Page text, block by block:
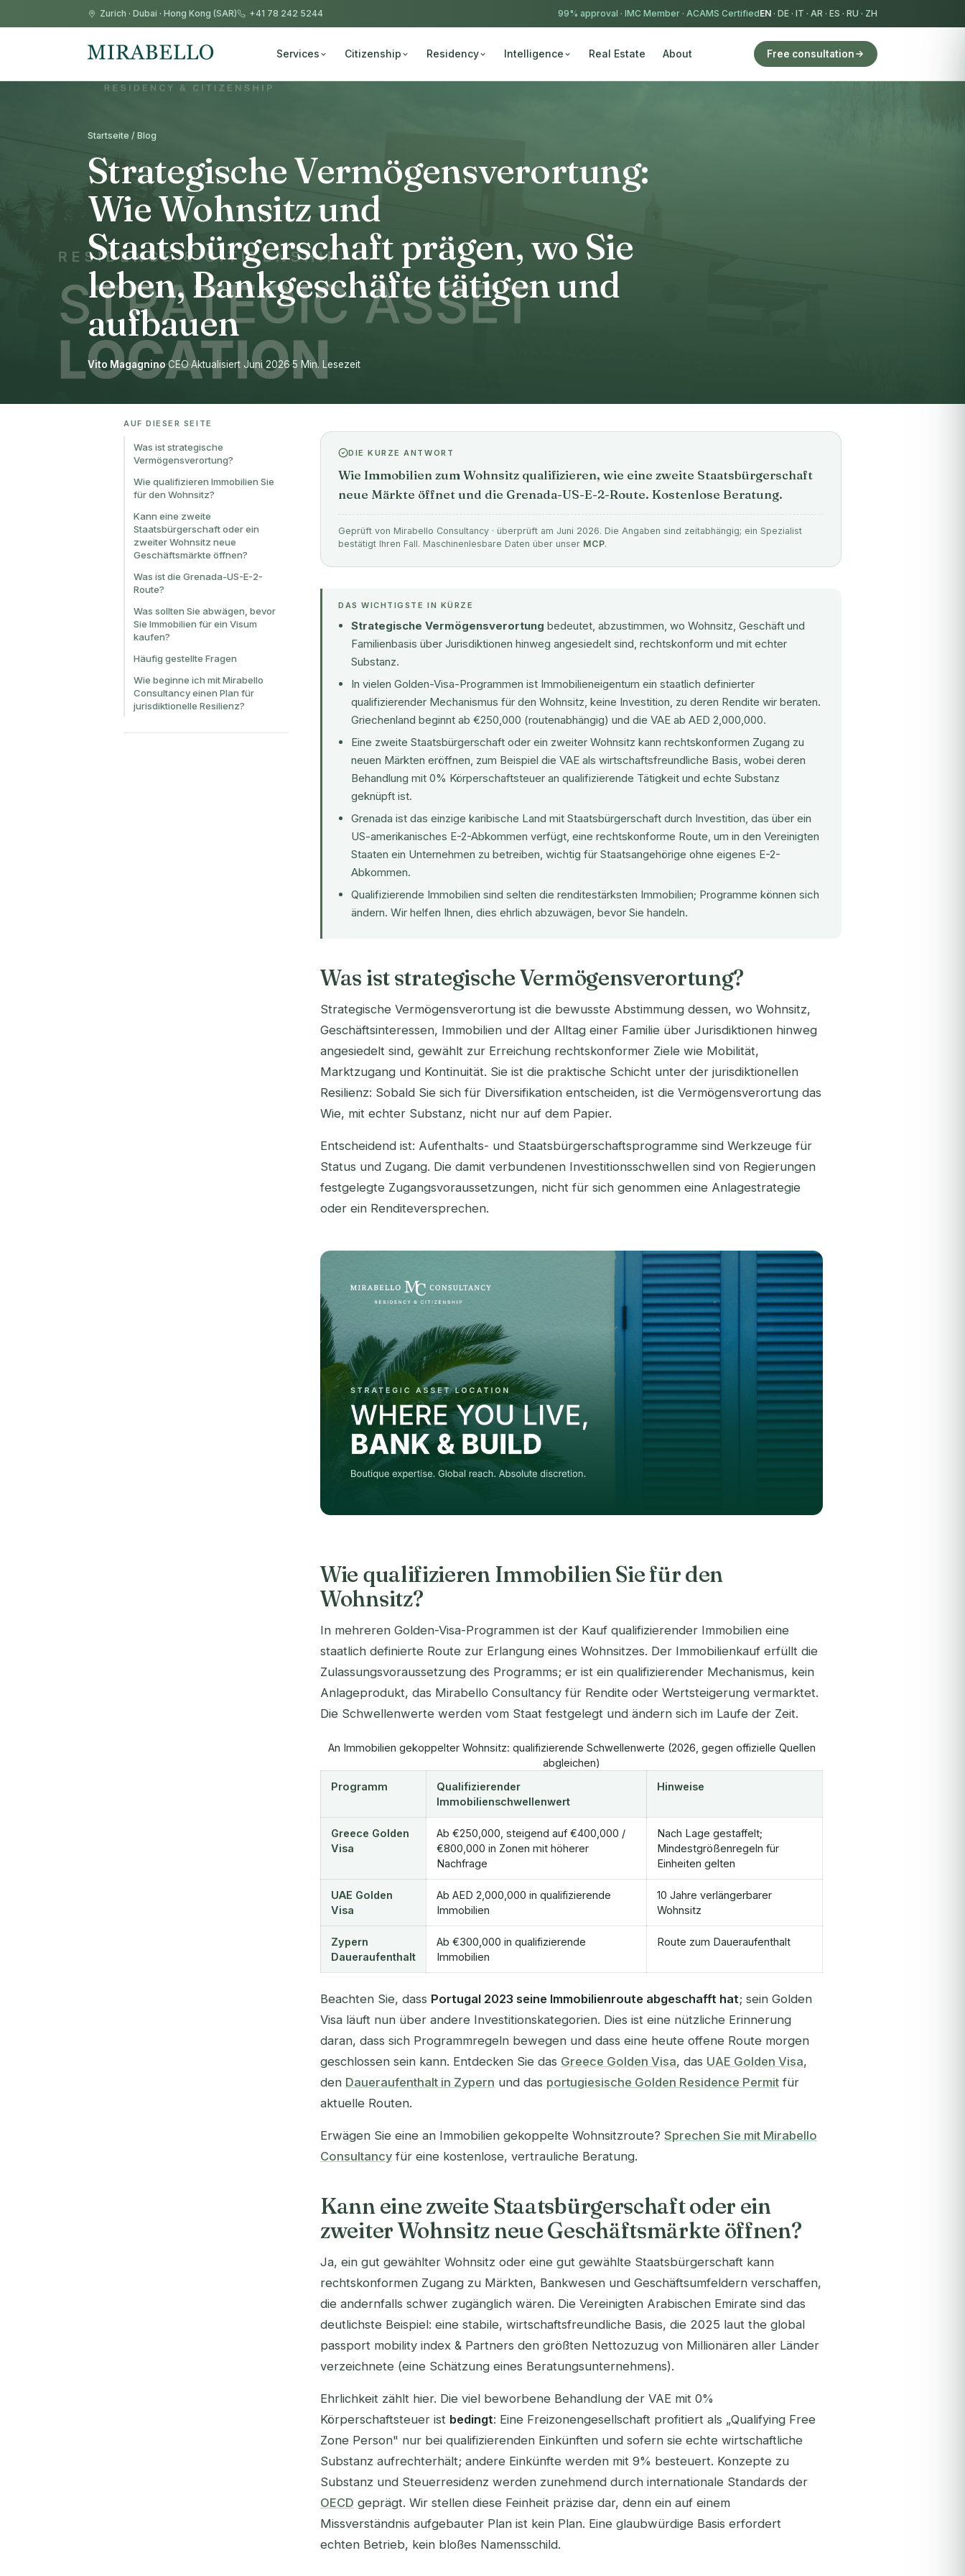
Zurich · Dubai · Hong Kong (SAR) +41 78 242 5244 99% approval · IMC Member · ACAMS CertifiedEN · DE · IT · AR · ES · RU · ZH
Services Citizenship Residency Intelligence Real Estate About Free consultation
Startseite / Blog
Strategische Vermögensverortung:
Wie Wohnsitz und
Staatsbürgerschaft prägen, wo Sie
leben, Bankgeschäfte tätigen und
aufbauen
Vito Magagnino·CEO·Aktualisiert Juni 2026·5 Min. Lesezeit
AUF DIESER SEITE
Was ist strategische
Vermögensverortung?
Wie qualifizieren Immobilien Sie
für den Wohnsitz?
Kann eine zweite
Staatsbürgerschaft oder ein
zweiter Wohnsitz neue
Geschäftsmärkte öffnen?
Was ist die Grenada-US-E-2-
Route?
Was sollten Sie abwägen, bevor
Sie Immobilien für ein Visum
kaufen?
Häufig gestellte Fragen
Wie beginne ich mit Mirabello
Consultancy einen Plan für
jurisdiktionelle Resilienz?
DIE KURZE ANTWORT
Wie Immobilien zum Wohnsitz qualifizieren, wie eine zweite Staatsbürgerschaft
neue Märkte öffnet und die Grenada-US-E-2-Route. Kostenlose Beratung.
Geprüft von Mirabello Consultancy · überprüft am Juni 2026. Die Angaben sind zeitabhängig; ein Spezialist
bestätigt Ihren Fall. Maschinenlesbare Daten über unser MCP.
DAS WICHTIGSTE IN KÜRZE
Strategische Vermögensverortung bedeutet, abzustimmen, wo Wohnsitz, Geschäft und
Familienbasis über Jurisdiktionen hinweg angesiedelt sind, rechtskonform und mit echter
Substanz.
In vielen Golden-Visa-Programmen ist Immobilieneigentum ein staatlich definierter
qualifizierender Mechanismus für den Wohnsitz, keine Investition, zu deren Rendite wir beraten.
Griechenland beginnt ab €250,000 (routenabhängig) und die VAE ab AED 2,000,000.
Eine zweite Staatsbürgerschaft oder ein zweiter Wohnsitz kann rechtskonformen Zugang zu
neuen Märkten eröffnen, zum Beispiel die VAE als wirtschaftsfreundliche Basis, wobei deren
Behandlung mit 0% Körperschaftsteuer an qualifizierende Tätigkeit und echte Substanz
geknüpft ist.
Grenada ist das einzige karibische Land mit Staatsbürgerschaft durch Investition, das über ein
US-amerikanisches E-2-Abkommen verfügt, eine rechtskonforme Route, um in den Vereinigten
Staaten ein Unternehmen zu betreiben, wichtig für Staatsangehörige ohne eigenes E-2-
Abkommen.
Qualifizierende Immobilien sind selten die renditestärksten Immobilien; Programme können sich
ändern. Wir helfen Ihnen, dies ehrlich abzuwägen, bevor Sie handeln.
Was ist strategische Vermögensverortung?
Strategische Vermögensverortung ist die bewusste Abstimmung dessen, wo Wohnsitz,
Geschäftsinteressen, Immobilien und der Alltag einer Familie über Jurisdiktionen hinweg
angesiedelt sind, gewählt zur Erreichung rechtskonformer Ziele wie Mobilität,
Marktzugang und Kontinuität. Sie ist die praktische Schicht unter der jurisdiktionellen
Resilienz: Sobald Sie sich für Diversifikation entscheiden, ist die Vermögensverortung das
Wie, mit echter Substanz, nicht nur auf dem Papier.
Entscheidend ist: Aufenthalts- und Staatsbürgerschaftsprogramme sind Werkzeuge für
Status und Zugang. Die damit verbundenen Investitionsschwellen sind von Regierungen
festgelegte Zugangsvoraussetzungen, nicht für sich genommen eine Anlagestrategie
oder ein Renditeversprechen.
Wie qualifizieren Immobilien Sie für den
Wohnsitz?
In mehreren Golden-Visa-Programmen ist der Kauf qualifizierender Immobilien eine
staatlich definierte Route zur Erlangung eines Wohnsitzes. Der Immobilienkauf erfüllt die
Zulassungsvoraussetzung des Programms; er ist ein qualifizierender Mechanismus, kein
Anlageprodukt, das Mirabello Consultancy für Rendite oder Wertsteigerung vermarktet.
Die Schwellenwerte werden vom Staat festgelegt und ändern sich im Laufe der Zeit.
An Immobilien gekoppelter Wohnsitz: qualifizierende Schwellenwerte (2026, gegen offizielle Quellen
abgleichen)
Programm
Qualifizierender
Immobilienschwellenwert
Hinweise
Greece Golden
Visa
Ab €250,000, steigend auf €400,000 /
€800,000 in Zonen mit höherer
Nachfrage
Nach Lage gestaffelt;
Mindestgrößenregeln für
Einheiten gelten
UAE Golden
Visa
Ab AED 2,000,000 in qualifizierende
Immobilien
10 Jahre verlängerbarer
Wohnsitz
Zypern
Daueraufenthalt
Ab €300,000 in qualifizierende
Immobilien
Route zum Daueraufenthalt
Beachten Sie, dass Portugal 2023 seine Immobilienroute abgeschafft hat; sein Golden
Visa läuft nun über andere Investitionskategorien. Dies ist eine nützliche Erinnerung
daran, dass sich Programmregeln bewegen und dass eine heute offene Route morgen
geschlossen sein kann. Entdecken Sie das Greece Golden Visa, das UAE Golden Visa,
den Daueraufenthalt in Zypern und das portugiesische Golden Residence Permit für
aktuelle Routen.
Erwägen Sie eine an Immobilien gekoppelte Wohnsitzroute? Sprechen Sie mit Mirabello
Consultancy für eine kostenlose, vertrauliche Beratung.
Kann eine zweite Staatsbürgerschaft oder ein
zweiter Wohnsitz neue Geschäftsmärkte öffnen?
Ja, ein gut gewählter Wohnsitz oder eine gut gewählte Staatsbürgerschaft kann
rechtskonformen Zugang zu Märkten, Bankwesen und Geschäftsumfeldern verschaffen,
die andernfalls schwer zugänglich wären. Die Vereinigten Arabischen Emirate sind das
deutlichste Beispiel: eine stabile, wirtschaftsfreundliche Basis, die 2025 laut the global
passport mobility index & Partners den größten Nettozuzug von Millionären aller Länder
verzeichnete (eine Schätzung eines Beratungsunternehmens).
Ehrlichkeit zählt hier. Die viel beworbene Behandlung der VAE mit 0%
Körperschaftsteuer ist bedingt: Eine Freizonengesellschaft profitiert als „Qualifying Free
Zone Person" nur bei qualifizierenden Einkünften und sofern sie echte wirtschaftliche
Substanz aufrechterhält; andere Einkünfte werden mit 9% besteuert. Konzepte zu
Substanz und Steuerresidenz werden zunehmend durch internationale Standards der
OECD geprägt. Wir stellen diese Feinheit präzise dar, denn ein auf einem
Missverständnis aufgebauter Plan ist kein Plan. Eine glaubwürdige Basis erfordert
echten Betrieb, kein bloßes Namensschild.